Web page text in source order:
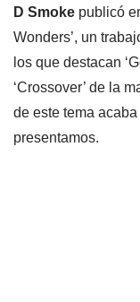
D Smoke publicó
Wonders’, un
los que destacan
‘Crossover’ de la
de este tema
presentamos.